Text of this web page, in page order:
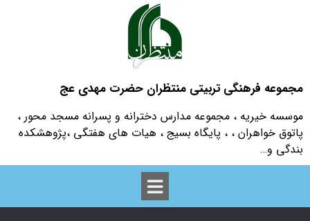
مجموعه فرهنگی تربیتی منتظران حضرت مهدی عج
موسسه خیریه ، مجموعه مدارس دخترانه و پسرانه مسجد محور ،
پاتوق خواهران ، ، پایگاه بسیج ، هیات های هفتگی ،پژوهشکده
بندگی و…
https://formafzar.com/form/2tx9z
اصفهان، ابتدای اتوبان ذوب آهن، گلزارششم، مسجد شهید بهشتی (ره) مجموعه
03137817535
info@mmontazeran.ir
کانال معرفی مدارس مسجد محور مجموعه در ایتا